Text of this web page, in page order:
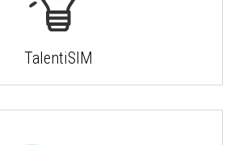
TalentiSIM